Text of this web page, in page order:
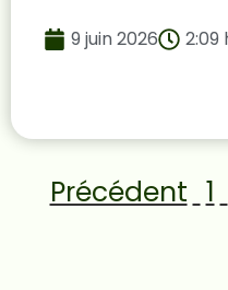
9 juin 2026 2:09
Précédent 1